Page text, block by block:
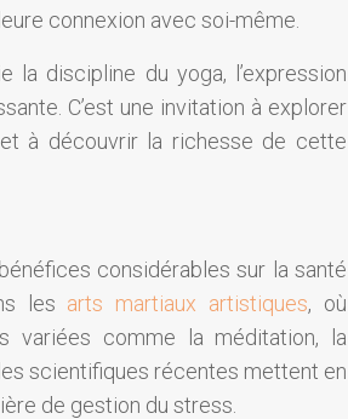
connexion avec soi-même.
discipline du yoga, l’expression
C’est une invitation à explorer
à découvrir la richesse de cette
considérables sur la santé
les arts martiaux artistiques, où
variées comme la méditation, la
scientifiques récentes mettent en
de gestion du stress.